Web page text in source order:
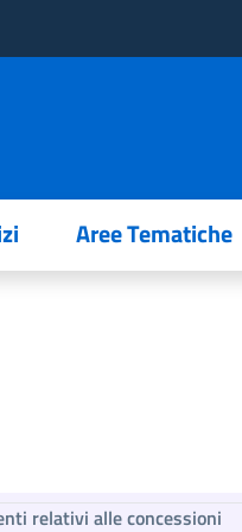
Aree Tematiche
relativi alle concessioni